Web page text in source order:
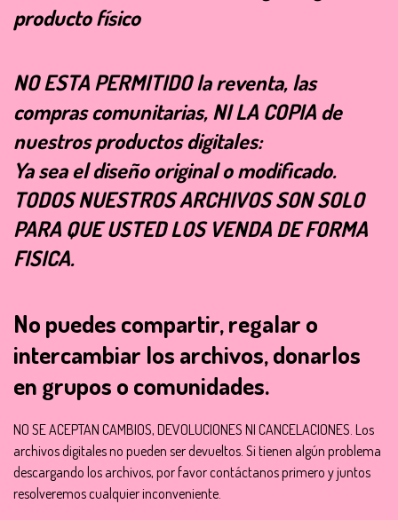
producto físico
NO ESTA PERMITIDO la reventa, las
compras comunitarias, NI LA COPIA de
nuestros productos digitales:
Ya sea el diseño original o modificado.
TODOS NUESTROS ARCHIVOS SON SOLO
PARA QUE USTED LOS VENDA DE FORMA
FISICA.
No puedes compartir, regalar o
intercambiar los archivos, donarlos
en grupos o comunidades.
NO SE ACEPTAN CAMBIOS, DEVOLUCIONES NI CANCELACIONES. Los
archivos digitales no pueden ser devueltos. Si tienen algún problema
descargando los archivos, por favor contáctanos primero y juntos
resolveremos cualquier inconveniente.